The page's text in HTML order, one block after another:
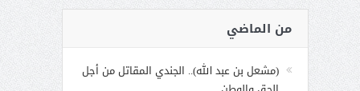
من الماضي